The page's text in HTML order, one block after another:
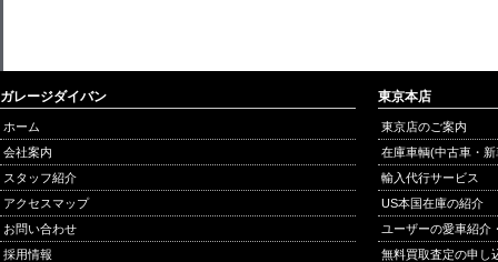
ガレージダイバン
ホーム
会社案内
スタッフ紹介
アクセスマップ
お問い合わせ
採用情報
東京本店
東京店のご案内
在庫車輌(中古車・
輸入代行サービス
US本国在庫の紹介
ユーザーの愛車紹介
無料買取査定の申し